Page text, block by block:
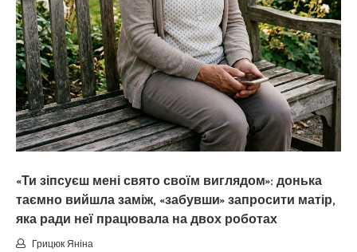
«Ти зіпсуєш мені свято своїм виглядом»: донька
таємно вийшла заміж, «забувши» запросити матір,
яка ради неї працювала на двох роботах
Грицюк Яніна